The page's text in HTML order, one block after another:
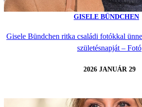
GISELE BÜNDCHEN
Gisele Bündchen ritka családi fotókkal
születésnapját – Fotó
2026 JANUÁR 29